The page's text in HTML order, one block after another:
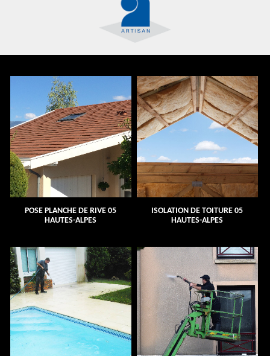
POSE PLANCHE DE RIVE 05
HAUTES-ALPES
ISOLATION DE TOITURE 05
HAUTES-ALPES